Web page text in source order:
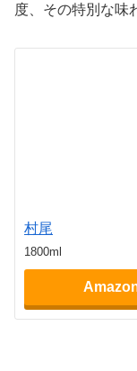
度、その特別な味
村尾
1800ml